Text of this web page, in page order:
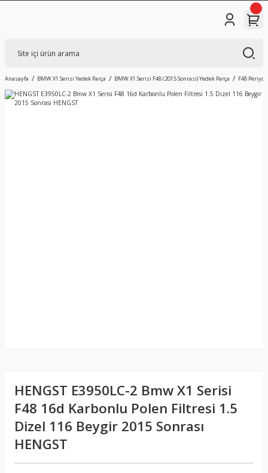
Anasayfa BMW X1 Serisi Yedek Parça BMW X1 Serisi F48 (2015 Sonrası) Yedek Parça F48
HENGST E3950LC-2 Bmw X1 Serisi
F48 16d Karbonlu Polen Filtresi 1.5
Dizel 116 Beygir 2015 Sonrası
HENGST